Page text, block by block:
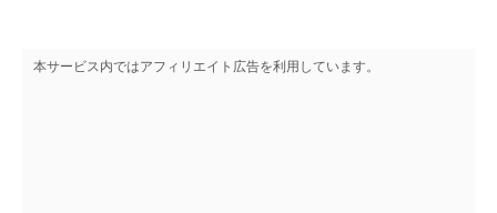
本サービス内ではアフィリエイト広告を利用しています。